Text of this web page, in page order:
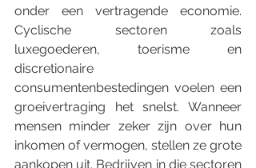
onder een vertragende economie.
Cyclische sectoren zoals
luxegoederen, toerisme en
discretionaire
consumentenbestedingen voelen een
groeivertraging het snelst. Wanneer
mensen minder zeker zijn over hun
inkomen of vermogen, stellen ze grote
aankopen uit. Bedrijven in die sectoren